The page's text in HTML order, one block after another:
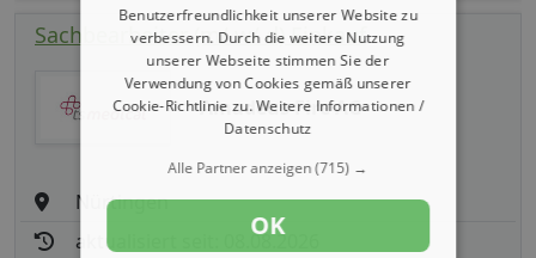
Sachbearbeiter (m/ w/ d) Einkauf
Amadeus Fire AG
Nürtingen
aktualisiert seit: 08.08.2026
Benutzerfreundlichkeit unserer Website zu
verbessern. Durch die weitere Nutzung
unserer Webseite stimmen Sie der
Verwendung von Cookies gemäß unserer
Cookie-Richtlinie zu.Weitere Informationen /
Datenschutz
Alle Partner anzeigen(715) →
OK